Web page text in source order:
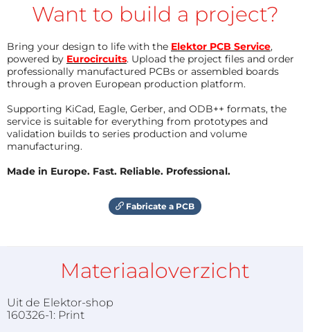
Want to build a project?
Bring your design to life with the Elektor PCB Service,
powered by Eurocircuits. Upload the project files and order
professionally manufactured PCBs or assembled boards
through a proven European production platform.
Supporting KiCad, Eagle, Gerber, and ODB++ formats, the
service is suitable for everything from prototypes and
validation builds to series production and volume
manufacturing.
Made in Europe. Fast. Reliable. Professional.
Fabricate a PCB
Materiaaloverzicht
Uit de Elektor-shop
160326-1: Print